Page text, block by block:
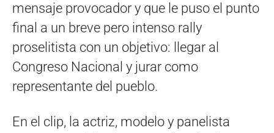
mensaje provocador y que le puso el punto
final a un breve pero intenso rally
proselitista con un objetivo: llegar al
Congreso Nacional y jurar como
representante del pueblo.
En el clip, la actriz, modelo y panelista